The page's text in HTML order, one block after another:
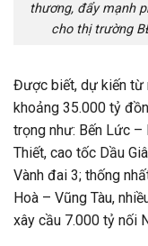
thương, đẩy mạnh
cho thị trường
Được biết, dự kiến từ
khoảng 35.000 tỷ
trọng như: Bến Lức –
Thiết, cao tốc Dầu
Vành đai 3; thống
Hoà – Vũng Tàu,
xây cầu 7.000 tỷ nối